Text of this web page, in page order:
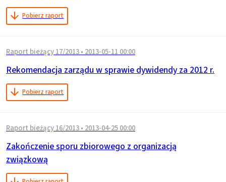
Pobierz raport
Raport bieżący 17/2013 • 2013-05-11 00:00
Rekomendacja zarządu w sprawie dywidendy za 2012 r.
Pobierz raport
Raport bieżący 16/2013 • 2013-04-25 00:00
Zakończenie sporu zbiorowego z organizacją
związkową